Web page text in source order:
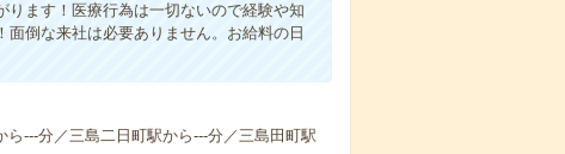
ます！医療行為は一切ないので経験や知
倒な来社は必要ありません。お給料の日
---分／三島二日町駅から---分／三島田町駅